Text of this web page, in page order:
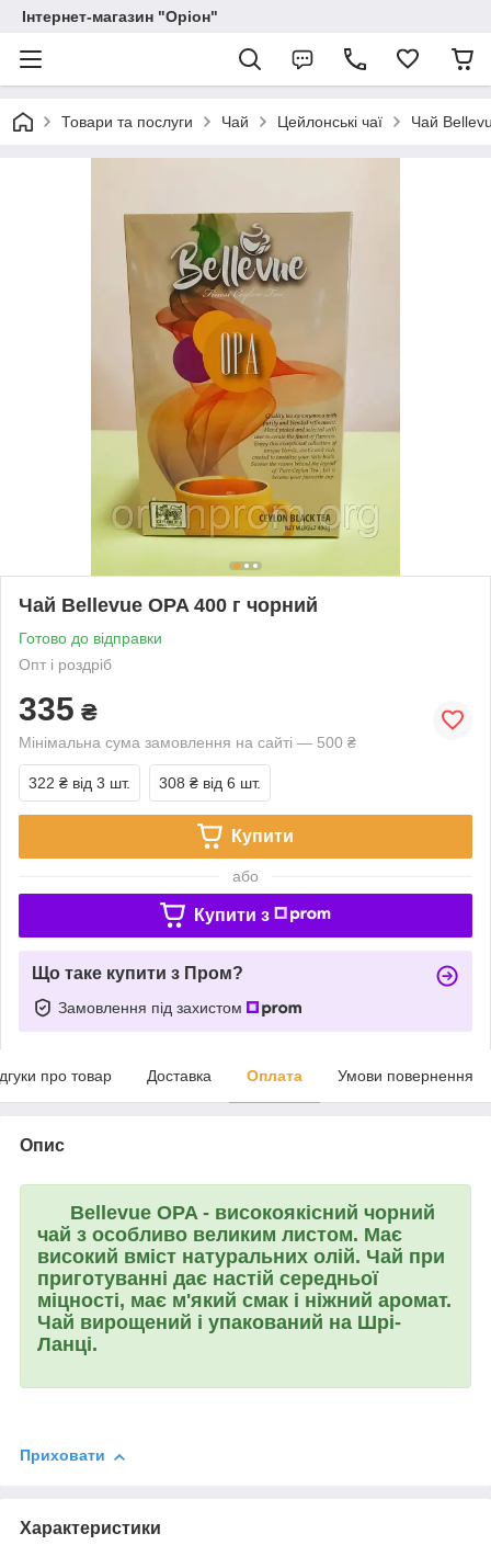
Інтернет-магазин "Оріон"
Товари та послуги Чай Цейлонські чаї Чай
Чай Bellevue OPA 400 г чорний
Готово до відправки
Опт і роздріб
335 ₴
Мінімальна сума замовлення на сайті — 500 ₴
322 ₴ від 3 шт. 308 ₴ від 6 шт.
Купити
або
Купити з
Що таке купити з Пром?
Замовлення під захистом
про товар Доставка Оплата Умови повернення
Опис
Bellevue OPA - високоякісний чорний
чай з особливо великим листом. Має
високий вміст натуральних олій. Чай при
приготуванні дає настій середньої
міцності, має м'який смак і ніжний аромат.
Чай вирощений і упакований на Шрі-
Ланці.
Приховати
Характеристики